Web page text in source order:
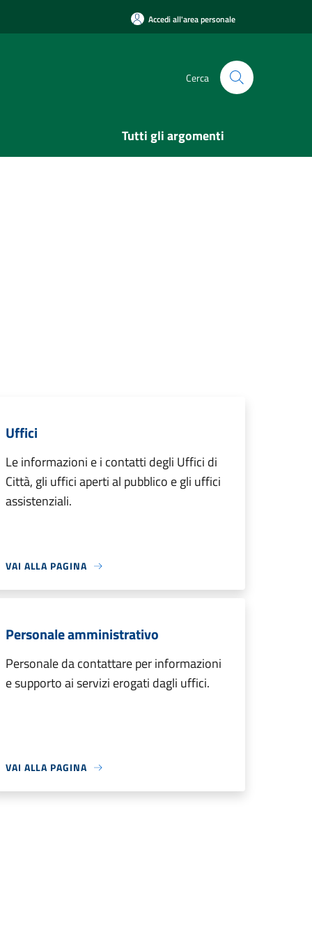
Accedi all'area personale
Cerca
Tutti gli argomenti
Uffici
Le informazioni e i contatti degli Uffici di
Città, gli uffici aperti al pubblico e gli uffici
assistenziali.
VAI ALLA PAGINA
Personale amministrativo
Personale da contattare per informazioni
e supporto ai servizi erogati dagli uffici.
VAI ALLA PAGINA